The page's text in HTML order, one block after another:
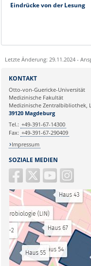
Eindrücke von der Lesung
Letzte Änderung: 29.11.2024 -
SOZIALE MEDIEN
KONTAKT
Otto-von-Guericke-Universität
Medizinische Fakultät
Medizinische Zentralbibliothek,
39120 Magdeburg
Tel.: +49-391-67-14300
Fax: +49-391-67-290409
Impressum